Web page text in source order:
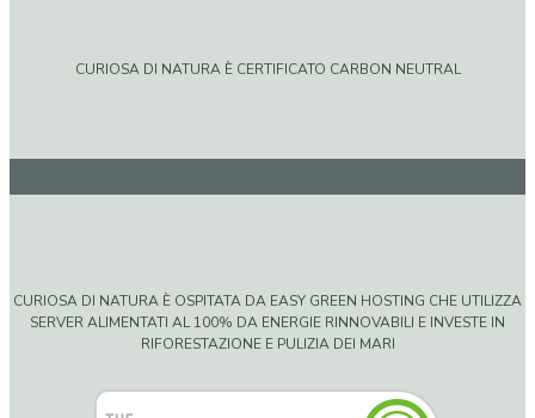
CURIOSA DI NATURA È CERTIFICATO CARBON NEUTRAL
CURIOSA DI NATURA È OSPITATA DA EASY GREEN HOSTING CHE UTILIZZA
SERVER ALIMENTATI AL 100% DA ENERGIE RINNOVABILI E INVESTE IN
RIFORESTAZIONE E PULIZIA DEI MARI